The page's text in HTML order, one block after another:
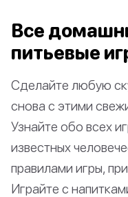
Все
питьевые
Сделайте любую
снова с этими
Узнайте обо всех
известных
правилами игры,
Играйте с